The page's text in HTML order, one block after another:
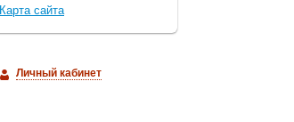
Карта сайта
Личный кабинет